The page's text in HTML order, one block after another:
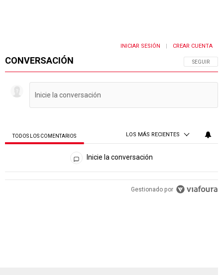
CONVERSACIÓN SIGA ESTA
SEGUIR
INICIAR SESIÓN CREAR CUENTA
TODOS LOS COMENTARIOS LOS MÁS RECIENTES
Todos los comentarios
Inicie la conversación